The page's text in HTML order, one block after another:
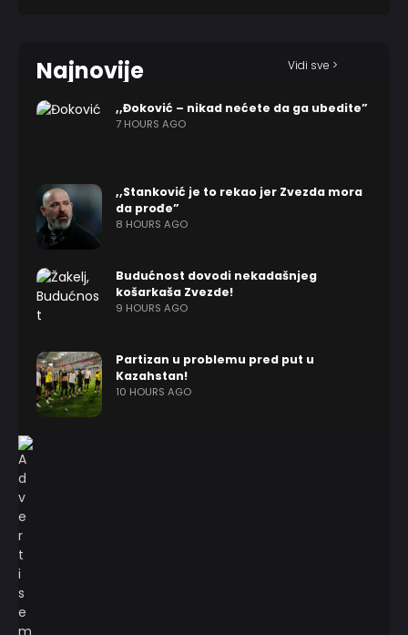
Najnovije Vidi sve >
,,Đoković – nikad nećete da ga ubedite”
7 HOURS AGO
,,Stanković je to rekao jer Zvezda mora
da prođe”
8 HOURS AGO
Budućnost dovodi nekadašnjeg
košarkaša Zvezde!
9 HOURS AGO
Partizan u problemu pred put u
Kazahstan!
10 HOURS AGO